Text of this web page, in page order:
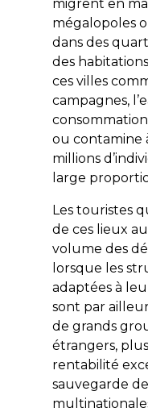
migrent en
mégalopoles
dans des
des
ces villes
campagnes,
ou contamine
millions
large
Les touristes
de ces lieux
volume des
lorsque les
adaptées à
sont par
de grands
étrangers,
rentabilité
sauvegarde